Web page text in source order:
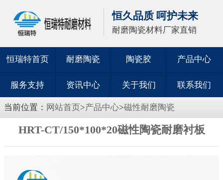
恒久品质 呵护未来
耐磨陶瓷材料厂家直销
恒瑞特首页 耐磨陶瓷 陶瓷胶 产品中心
服务支持 资讯中心 关于我们 联系我们
当前位置： 网站首页>产品中心>磁性耐磨陶瓷
HRT-CT/150*100*20磁性陶瓷耐磨衬板